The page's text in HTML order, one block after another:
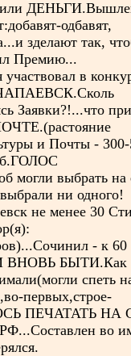
одбавят,
зделают так,
Премию...
в
Заявки?!...что
и Почты -
могли выбрать на
ни одного!
не менее 30
- к
ВНОВЬ БЫТИ.Как
спеть
первых,строе-
ПЕЧАТАТЬ НА
во